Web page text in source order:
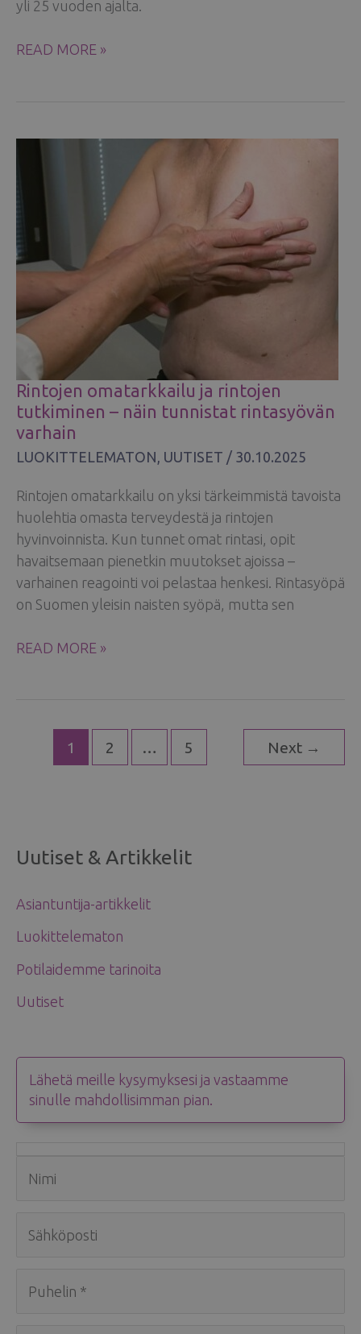
Uutiset & Artikkelit
Asiantuntija-artikkelit
Luokittelematon
Potilaidemme tarinoita
Uutiset
Lähetä meille kysymyksesi ja vastaamme
sinulle mahdollisimman pian.
yli 25 vuoden ajalta.
HELENA
READ MORE »
Rintojen omatarkkailu ja rintojen
tutkiminen – näin tunnistat rintasyövän
varhain
LUOKITTELEMATON UUTISET / 30.10.2025
Rintojen omatarkkailu on yksi tärkeimmistä tavoista
huolehtia omasta terveydestä ja rintojen
hyvinvoinnista. Kun tunnet omat rintasi, opit
havaitsemaan pienetkin muutokset ajoissa –
varhainen reagointi voi pelastaa henkesi. Rintasyöpä
on Suomen yleisin naisten syöpä, mutta sen
RINTOJEN
TUTKIMINEN
READ MORE »
1 2 … 5 Next →